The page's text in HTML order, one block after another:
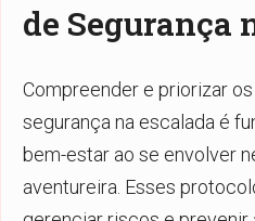
de Segurança
Compreender e priorizar
segurança na escalada é
bem-estar ao se envolver
aventureira. Esses